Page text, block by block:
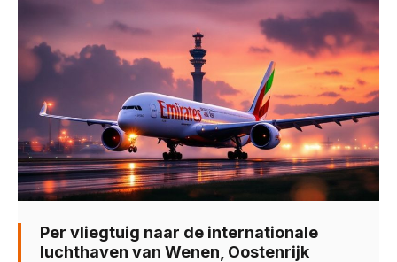
Per vliegtuig naar de internationale
luchthaven van Wenen, Oostenrijk